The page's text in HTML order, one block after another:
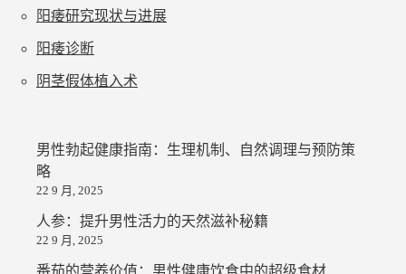
阳痿研究现状与进展
阳痿诊断
阴茎假体植入术
男性勃起健康指南：生理机制、自然调理与预防策
略
22 9 月, 2025
人参：提升男性活力的天然滋补秘籍
22 9 月, 2025
番茄的营养价值：男性健康饮食中的超级食材